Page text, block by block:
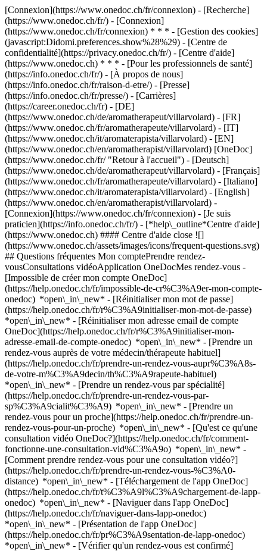
[Connexion](https://www.onedoc.ch/fr/connexion) - [Recherche]
(https://www.onedoc.ch/fr/) - [Connexion]
(https://www.onedoc.ch/fr/connexion) * * * - [Gestion des cookies]
(javascript:Didomi.preferences.show%28%29) - [Centre de
confidentialité](https://privacy.onedoc.ch/fr/) - [Centre d'aide]
(https://www.onedoc.ch) * * * - [Pour les professionnels de santé]
(https://info.onedoc.ch/fr/) - [À propos de nous]
(https://info.onedoc.ch/fr/raison-d-etre/) - [Presse]
(https://info.onedoc.ch/fr/presse/) - [Carrières]
(https://career.onedoc.ch/fr) - [DE]
(https://www.onedoc.ch/de/aromatherapeut/villarvolard) - [FR]
(https://www.onedoc.ch/fr/aromatherapeute/villarvolard) - [IT]
(https://www.onedoc.ch/it/aromaterapista/villarvolard) - [EN]
(https://www.onedoc.ch/en/aromatherapist/villarvolard) [OneDoc]
(https://www.onedoc.ch/fr/ "Retour à l'accueil") - [Deutsch]
(https://www.onedoc.ch/de/aromatherapeut/villarvolard) - [Français]
(https://www.onedoc.ch/fr/aromatherapeute/villarvolard) - [Italiano]
(https://www.onedoc.ch/it/aromaterapista/villarvolard) - [English]
(https://www.onedoc.ch/en/aromatherapist/villarvolard) -
[Connexion](https://www.onedoc.ch/fr/connexion) - [Je suis
praticien](https://info.onedoc.ch/fr/) - [*help\_outline*Centre d'aide]
(https://www.onedoc.ch) #### Centre d'aide close ![]
(https://www.onedoc.ch/assets/images/icons/frequent-questions.svg)
## Questions fréquentes Mon comptePrendre rendez-
vousConsultations vidéoApplication OneDocMes rendez-vous -
[Impossible de créer mon compte OneDoc]
(https://help.onedoc.ch/fr/impossible-de-cr%C3%A9er-mon-compte-
onedoc) *open\_in\_new* - [Réinitialiser mon mot de passe]
(https://help.onedoc.ch/fr/r%C3%A9initialiser-mon-mot-de-passe)
*open\_in\_new* - [Réinitialiser mon adresse email de compte
OneDoc](https://help.onedoc.ch/fr/r%C3%A9initialiser-mon-
adresse-email-de-compte-onedoc) *open\_in\_new* - [Prendre un
rendez-vous auprès de votre médecin/thérapeute habituel]
(https://help.onedoc.ch/fr/prendre-un-rendez-vous-aupr%C3%A8s-
de-votre-m%C3%A9decin/th%C3%A9rapeute-habituel)
*open\_in\_new* - [Prendre un rendez-vous par spécialité]
(https://help.onedoc.ch/fr/prendre-un-rendez-vous-par-
sp%C3%A9cialit%C3%A9) *open\_in\_new* - [Prendre un
rendez-vous pour un proche](https://help.onedoc.ch/fr/prendre-un-
rendez-vous-pour-un-proche) *open\_in\_new* - [Qu'est ce qu'une
consultation vidéo OneDoc?](https://help.onedoc.ch/fr/comment-
fonctionne-une-consultation-vid%C3%A9o) *open\_in\_new* -
[Comment prendre rendez-vous pour une consultation vidéo?]
(https://help.onedoc.ch/fr/prendre-un-rendez-vous-%C3%A0-
distance) *open\_in\_new* - [Téléchargement de l'app OneDoc]
(https://help.onedoc.ch/fr/t%C3%A9l%C3%A9chargement-de-lapp-
onedoc) *open\_in\_new* - [Naviguer dans l'app OneDoc]
(https://help.onedoc.ch/fr/naviguer-dans-lapp-onedoc)
*open\_in\_new* - [Présentation de l'app OneDoc]
(https://help.onedoc.ch/fr/pr%C3%A9sentation-de-lapp-onedoc)
*open\_in\_new* - [Vérifier qu'un rendez-vous est confirmé](https://help.onedoc.ch/fr/v%C3%A9rifier-quun-rendez-vous-est-confirm%C3%A9) *open\_in\_new* - [Annuler un rendez-vous pris en ligne sur OneDoc](https://help.onedoc.ch/fr/annuler-un-rendez-vous-pris-en-ligne-sur-onedoc) *open\_in\_new* - [Je ne reçois pas de confirmation de rendez-vous](https://help.onedoc.ch/fr/je-ne-re%C3%A7ois-pas-de-confirmation-de-rendez-vous) *open\_in\_new* [Voir tous nos articles *open\_in\_new*](https://help.onedoc.ch/fr/) close ## Modifier votre recherche ![Maison avec un signe plus annonçant qu’une consultation peut être effectuée sur place](https://www.onedoc.ch/assets/images/icons/on-site.svg) Sur place ![Caméra avec un symbole lecture annonçant qu’une consultation peut être effectuée à distance en vidéo](https://www.onedoc.ch/assets/images/icons/remote.svg) À distance Rechercher #### Spécialités #### Praticiens #### Établissements edit Aromathérapeute à Villarvolard tune Filtrer par Nouveaux patients*keyboard\_arrow\_down* - Acceptés*check\_circle* Langue parlée*keyboard\_arrow\_down* - Albanais*check\_circle* - Allemand*check\_circle* - Anglais*check\_circle* - Arabe*check\_circle* - Espagnol*check\_circle* - Français*check\_circle* Sexe*keyboard\_arrow\_down* - Femme*check\_circle* - Homme*check\_circle* Réseau*keyboard\_arrow\_down* - ASCA*check\_circle* - RME*check\_circle* Disponibilité*keyboard\_arrow\_down* - Disponible aujourdhui*check\_circle* - Dans les 3 prochains jours*check\_circle* - Dans les 7 prochains jours*check\_circle* - Dans les 14 prochains jours*check\_circle* # Aromathérapeute à Villarvolard: prenez rendez-vous en ligne aujourd'hui ## 1 résultat à Villarvolard [![Mme Christel Repond, thérapeute en Reiki à Villarvolard](https://assets.onedoc.ch/images/users/90a1128e82dd1ccd2f86fc7fad926c3403f4b461d8c8fdc8bec4e4d9d6d94fbc-small.jpg "Mme Christel Repond, thérapeute en Reiki à Villarvolard")](https://www.onedoc.ch/fr/therapeute-en-reiki/villarvolard/pcuuy/christel-repond) ### [Mme Christel Repond](https://www.onedoc.ch/fr/therapeute-en-reiki/villarvolard/pcuuy/christel-repond) ![Badge indiquant un profil vérifié](https://www.onedoc.ch/assets/images/icons/checkmark.svg) [Thérapeute en Reiki](https://www.onedoc.ch/fr/therapeute-en-reiki/villarvolard), Aromathérapeute L'instant - cabinet de massage thérapeutique Route des Fornys 11 1651 Villarvolard ![Icône patient avec un signe plus annonçant que le professionnel accepte de nouveaux patients](https://www.onedoc.ch/assets/images/icons/new-patients.svg)Accepte les nouveaux patients [Réserver un RDV](https://www.onedoc.ch/fr/therapeute-en-reiki/villarvolard/pcuuy/christel-repond) *chevron\_left* mar. 04 août *chevron\_right* Voir plus de rendez-vous *error\_outline* Une erreur s'est produite lors du chargement des disponibilités [Réessayer](https://www.onedoc.ch) ## __Aromathérapeutes__: d'autres spécialistes sont réservables en ligne dans les environs de __Villarvolard__ [![Mme Jasmine Beutler, réflexologue à Bulle](https://assets.onedoc.ch/images/users/98d374f416a1fbeeb930a19c08f73bc5f1cce5339167e503f804dc4a4aa2e648-small.png "Mme Jasmine Beutler, réflexologue à Bulle")](https://www.onedoc.ch/fr/reflexologue/bulle/pb5hh/jasmine-beutler) ### [Mme Jasmine Beutler](https://www.onedoc.ch/fr/reflexologue/bulle/pb5hh/jasmine-beutler) ![Badge indiquant un profil vérifié](https://www.onedoc.ch/assets/images/icons/checkmark.svg) [Réflexologue](https://www.onedoc.ch/fr/reflexologue/bulle), [Aromathérapeute](https://www.onedoc.ch/fr/aromatherapeute/bulle) Beutler Jasmine Infiny’terr’happy Rue des Tavillonneurs 10 1635 Bulle ![Mme Jasmine Beutler est affiliée au réseau ASCA](https://assets.onedoc.ch/images/networks/logos/496d325fd4282f2f0a46197dd629fd16fcd2d324839e441a2a65aaa74df08a15-small.png)![Mme Jasmine Beutler est affiliée au réseau RME](https://assets.onedoc.ch/images/networks/logos/a202aabd14cdddb5ff03205af2481fb805645ff903773c55a6c572d22f23762e-small.png) ![Icône patient avec un signe plus annonçant que le professionnel accepte de nouveaux patients](https://www.onedoc.ch/assets/images/icons/new-patients.svg)Accepte les nouveaux patients [Réserver un RDV](https://www.onedoc.ch/fr/reflexologue/bulle/pb5hh/jasmine-beutler) *chevron\_left* mar. 04 août *chevron\_right* Voir plus de rendez-vous *error\_outline* Une erreur s'est produite lors du chargement des disponibilités [Réessayer](https://www.onedoc.ch) [![Mme Vanessa Gachet, masseuse classique à Val-de-Charmey](https://assets.onedoc.ch/images/users/6c513f7609b54e1d403fa23c91ef016d55a5d0db1da076281b33eefaffdac653-small.jpg "Mme Vanessa Gachet, masseuse classique à Val-de-Charmey")](https://www.onedoc.ch/fr/masseuse-classique/val-de-charmey/pcofa/vanessa-gachet) ### [Mme Vanessa Gachet](https://www.onedoc.ch/fr/masseuse-classique/val-de-charmey/pcofa/vanessa-gachet) ![Badge indiquant un profil vérifié](https://www.onedoc.ch/assets/images/icons/checkmark.svg) [Masseuse classique](https://www.onedoc.ch/fr/masseur-classique/val-de-charmey), [Aromathérapeute](https://www.onedoc.ch/fr/aromatherapeute/val-de-charmey) Charmey Le Sapex 44 1637 Val-de-Charmey ![Mme Vanessa Gachet est affiliée au réseau ASCA](https://assets.onedoc.ch/images/networks/logos/496d325fd4282f2f0a46197dd629fd16fcd2d324839e441a2a65aaa74df08a15-small.png) ![Icône patient avec un signe plus annonçant que le professionnel accepte de nouveaux patients](https://www.onedoc.ch/assets/images/icons/new-patients.svg)Accepte les nouveaux patients [Réserver un RDV](https://www.onedoc.ch/fr/masseuse-classique/val-de-charmey/pcofa/vanessa-gachet) *chevron\_left* mar. 04 août *chevron\_right* Voir plus de rendez-vous *error\_outline* Une erreur s'est produite lors du chargement des disponibilités [Réessayer](https://www.onedoc.ch) [![Mme Jessica Morand, thérapeute en nutrition à Bulle](https://assets.onedoc.ch/images/users/5945ac4b0726533a64500ebcdab9705df3d880ac27dee10a32e9ae0ebd7f1b24-small.jpg "Mme Jessica Morand, thérapeute en nutrition à Bulle")](https://www.onedoc.ch/fr/therapeute-en-nutrition/bulle/pclbn/jessica-morand) ### [Mme Jessica Morand](https://www.onedoc.ch/fr/therapeute-en-nutrition/bulle/pclbn/jessica-morand) ![Badge indiquant un profil vérifié](https://www.onedoc.ch/assets/images/icons/checkmark.svg) [Thérapeute en nutrition](https://www.onedoc.ch/fr/therapeute-en-nutrition/bulle), [Aromathérapeute](https://www.onedoc.ch/fr/aromatherapeute/bulle) Chez Jess Rue de la Poterne 21 1630 Bulle ![Mme Jessica Morand est affiliée au réseau ASCA](https://assets.onedoc.ch/images/networks/logos/496d325fd4282f2f0a46197dd629fd16fcd2d324839e441a2a65aaa74df08a15-small.png)![Mme Jessica Morand est affiliée au réseau RME](https://assets.onedoc.ch/images/networks/logos/a202aabd14cdddb5ff03205af2481fb805645ff903773c55a6c572d22f23762e-small.png) ![Icône patient avec un signe plus annonçant que le professionnel accepte de nouveaux patients](https://www.onedoc.ch/assets/images/icons/new-patients.svg)Accepte les nouveaux patients [Réserver un RDV](https://www.onedoc.ch/fr/therapeute-en-nutrition/bulle/pclbn/jessica-morand) *chevron\_left* mar. 04 août *chevron\_right* Voir plus de rendez-vous *error\_outline* Une erreur s'est produite lors du chargement des disponibilités [Réessayer](https://www.onedoc.ch) [![Mme Aurélie Bovard, masseuse thérapeutique à Grangettes](https://assets.onedoc.ch/images/users/61f892295b9aa06b2f26f893c90a19f3eba0115cfd5823c8012f437024c0d775-small.jpg "Mme Aurélie Bovard, masseuse thérapeutique à Grangettes")](https://www.onedoc.ch/fr/masseuse-therapeutique/grangettes/pclfl/aurelie-bovard) ### [Mme Aurélie Bovard](https://www.onedoc.ch/fr/masseuse-therapeutique/grangettes/pclfl/aurelie-bovard) ![Badge indiquant un profil vérifié](https://www.onedoc.ch/assets/images/icons/checkmark.svg) [Masseuse thérapeutique](https://www.onedoc.ch/fr/masseur-therapeutique/grangettes), [Aromathérapeute](https://www.onedoc.ch/fr/aromatherapeute/grangettes) SymbioZ - Santé & Bien-être - Grangettes-près-Romont Chemin des Planches 14 1686 Grangettes ![Mme Aurélie Bovard est affiliée au réseau ASCA](https://assets.onedoc.ch/images/networks/logos/496d325fd4282f2f0a46197dd629fd16fcd2d324839e441a2a65aaa74df08a15-small.png) ![Icône patient avec un signe plus annonçant que le professionnel accepte de nouveaux patients](https://www.onedoc.ch/assets/images/icons/new-patients.svg)Accepte les nouveaux patients [Réserver un RDV](https://www.onedoc.ch/fr/masseuse-therapeutique/grangettes/pclfl/aurelie-bovard) [![Mme Valentine Lam, sage-femme à Matran](https://assets.onedoc.ch/images/users/a5c0969dfd6d92fa65c109cce6f729c84515bf7f4d067820083a3c6c820a27b7-small.png "Mme Valentine Lam, sage-femme à Matran")](https://www.onedoc.ch/fr/sage-femme/matran/pc2t3/valentine-lam) ### [Mme Valentine Lam](https://www.onedoc.ch/fr/sage-femme/matran/pc2t3/valentine-lam) ![Badge indiquant un profil vérifié](https://www.onedoc.ch/assets/images/icons/checkmark.svg) [Sage-femme](https://www.onedoc.ch/fr/sage-femme-maieuticien/matran), [Aromathérapeute](https://www.onedoc.ch/fr/aromatherapeute/matran) Cabinet de sages-femmes « Au Village » Route de la Maison-Neuve 1 1753 Matran ![Icône patient avec un signe plus annonçant que le professionnel accepte de nouveaux patients](https://www.onedoc.ch/assets/images/icons/new-patients.svg)Accepte les nouveaux patients [Réserver un RDV](https://www.onedoc.ch/fr/sage-femme/matran/pc2t3/valentine-lam) Expertises:[Allaitement](https://www.onedoc.ch/fr/allaitement/matran), [Conseil en lactation](https://www.onedoc.ch/fr/conseil-en-lactation/matran), [Préparation à la naissance et à la parentalité](https://www.onedoc.ch/fr/preparation-a-la-naissance-et-a-la-parentalite/matran), [Suivi de grossesse](https://www.onedoc.ch/fr/suivi-de-grossesse/matran)Voir plus Expertises:[Allaitement](https://www.onedoc.ch/fr/allaitement/matran), [Conseil en lac